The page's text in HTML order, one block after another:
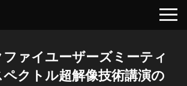
ァイユーザーズミーティ
クトル超解像技術講演の